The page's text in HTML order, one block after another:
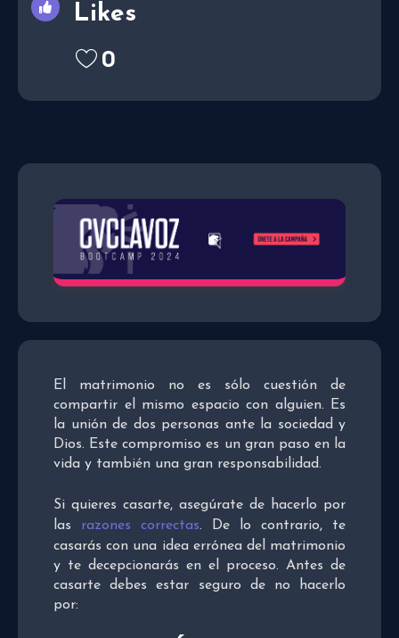
El matrimonio no es sólo cuestión de
compartir el mismo espacio con alguien. Es
la unión de dos personas ante la sociedad y
Dios. Este compromiso es un gran paso en la
vida y también una gran responsabilidad.
Si quieres casarte, asegúrate de hacerlo por
las razones correctas. De lo contrario, te
casarás con una idea errónea del matrimonio
y te decepcionarás en el proceso. Antes de
casarte debes estar seguro de no hacerlo
por:
Likes
0